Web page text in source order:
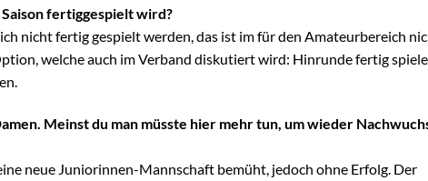
fertiggespielt wird?
nicht fertig gespielt werden, das ist im für den Amateurbereich
welche auch im Verband diskutiert wird: Hinrunde fertig
Meinst du man müsste hier mehr tun, um wieder
neue Juniorinnen-Mannschaft bemüht, jedoch ohne Erfolg. Der